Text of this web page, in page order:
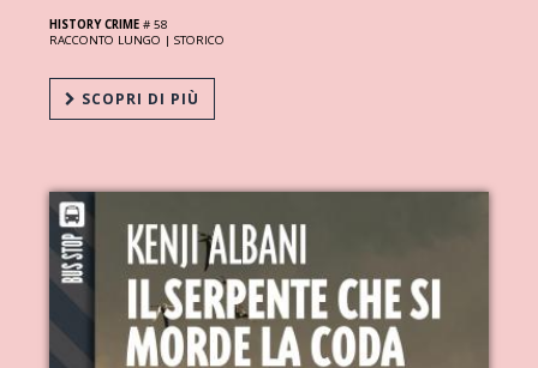
HISTORY CRIME # 58
RACCONTO LUNGO |STORICO
SCOPRI DI PIÙ